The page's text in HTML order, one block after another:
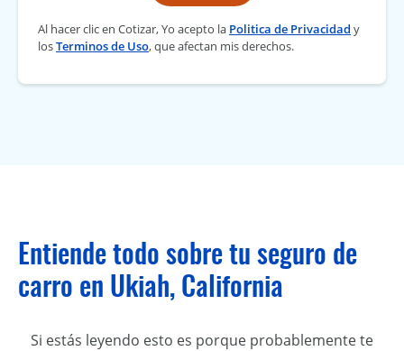
Al hacer clic en Cotizar, Yo acepto la Politica de Privacidad y
losTerminos de Uso, que afectan mis derechos.
Entiende todo sobre tu seguro de
carro en Ukiah, California
Si estás leyendo esto es porque probablemente te